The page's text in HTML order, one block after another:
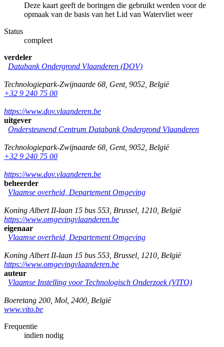
Deze kaart geeft de boringen die gebruikt werden voor de
opmaak van de basis van het Lid van Watervliet weer
Status
compleet
verdeler
Databank Ondergrond Vlaanderen (DOV)
Technologiepark-Zwijnaarde 68 Gent, 9052 België
+32 9 240 75 00
https://www.dov.vlaanderen.be
uitgever
Ondersteunend Centrum Databank Ondergrond Vlaanderen
Technologiepark-Zwijnaarde 68 Gent, 9052 België
+32 9 240 75 00
https://www.dov.vlaanderen.be
beheerder
Vlaamse overheid, Departement Omgeving
Koning Albert II-laan 15 bus 553 Brussel 1210 België
https://www.omgevingvlaanderen.be
eigenaar
Vlaamse overheid, Departement Omgeving
Koning Albert II-laan 15 bus 553 Brussel 1210 België
https://www.omgevingvlaanderen.be
auteur
Vlaamse Instelling voor Technologisch Onderzoek (VITO)
Boeretang 200 Mol 2400 België
www.vito.be
Frequentie
indien nodig